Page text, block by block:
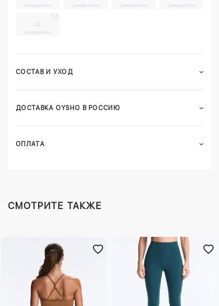
уведомить уведомить уведомить уведомить
XL
уведомить
СОСТАВ И УХОД
ДОСТАВКА OYSHO В РОССИЮ
ОПЛАТА
СМОТРИТЕ ТАКЖЕ